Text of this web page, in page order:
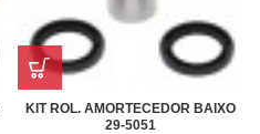
KIT ROL. AMORTECEDOR BAIXO
29-5051